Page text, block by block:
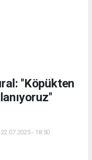
''Köpükten
- 18:50